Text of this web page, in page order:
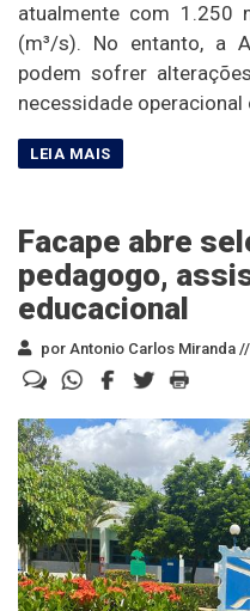
atualmente com 1.250
(m³/s). No entanto, a
podem sofrer
necessidade
Facape abre
pedagogo,
educacional
por Antonio Carlos Miranda //